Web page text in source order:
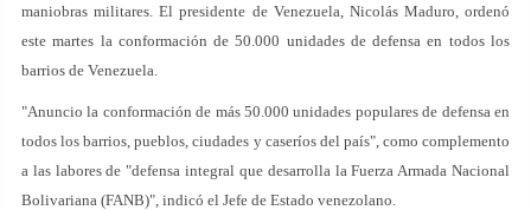
maniobras militares. El presidente de Venezuela, Nicolás Maduro, ordenó
este martes la conformación de 50.000 unidades de defensa en todos los
barrios de Venezuela.
"Anuncio la conformación de más 50.000 unidades populares de defensa en
todos los barrios, pueblos, ciudades y caseríos del país", como complemento
a las labores de "defensa integral que desarrolla la Fuerza Armada Nacional
Bolivariana (FANB)", indicó el Jefe de Estado venezolano.